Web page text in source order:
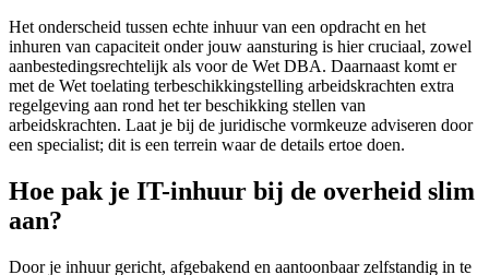
Het onderscheid tussen echte inhuur van een opdracht en het
inhuren van capaciteit onder jouw aansturing is hier cruciaal, zowel
aanbestedingsrechtelijk als voor de Wet DBA. Daarnaast komt er
met de Wet toelating terbeschikkingstelling arbeidskrachten extra
regelgeving aan rond het ter beschikking stellen van
arbeidskrachten. Laat je bij de juridische vormkeuze adviseren door
een specialist; dit is een terrein waar de details ertoe doen.
Hoe pak je IT-inhuur bij de overheid slim
aan?
Door je inhuur gericht, afgebakend en aantoonbaar zelfstandig in te